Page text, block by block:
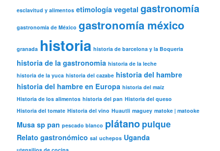
esclavitud y alimentos etimología vegetal gastronomía
gastronomía de México gastronomía méxico
granada historia historia de barcelona y la Boqueria
historia de la gastronomia historia de la leche
historia de la yuca historia del cazabe historia del hambre
historia del hambre en Europa historia del maíz
Historia de los alimentos historia del pan Historia del queso
Historia del tomate Historia del vino Huautli maguey matoke | matooke
Musa sp pan pescado blanco plátano pulque
Relato gastronómico sal uchepos Uganda